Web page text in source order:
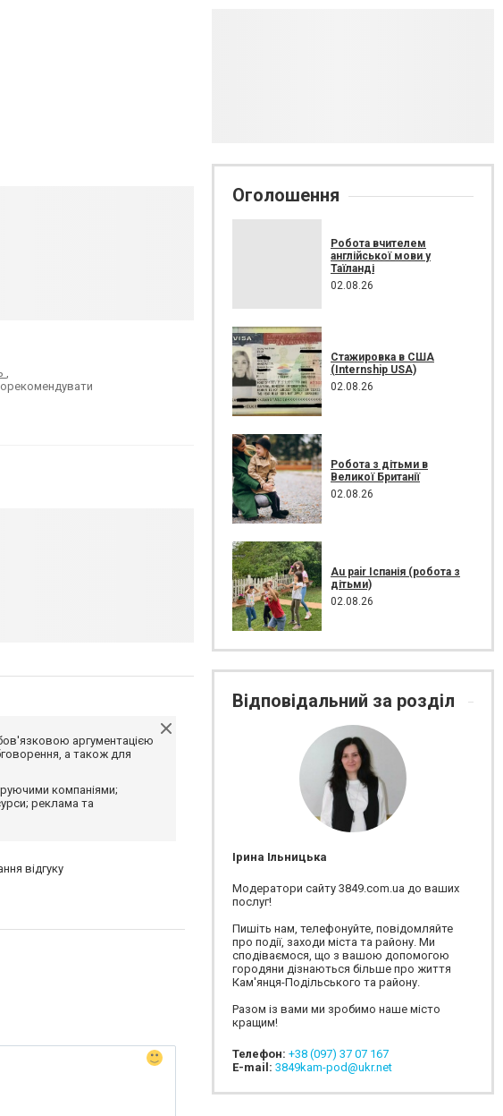
,
аргументацією
а також для
компаніями;
реклама та
відгуку
Оголошення
Робота вчителем
англійської мови у
Таїланді
02.08.26
Стажировка в США
(Internship USA)
02.08.26
Робота з дітьми в
Великої Британії
02.08.26
Au pair Іспанія (робота з
дітьми)
02.08.26
Відповідальний за розділ
Ірина Ільницька
Модератори сайту 3849.com.ua до ваших
послуг!
Пишіть нам, телефонуйте, повідомляйте
про події, заходи міста та району. Ми
сподіваємося, що з вашою допомогою
городяни дізнаються більше про життя
Кам'янця-Подільського та району.
Разом із вами ми зробимо наше місто
кращим!
Телефон: +38 (097) 37 07 167
E-mail: 3849kam-pod@ukr.net